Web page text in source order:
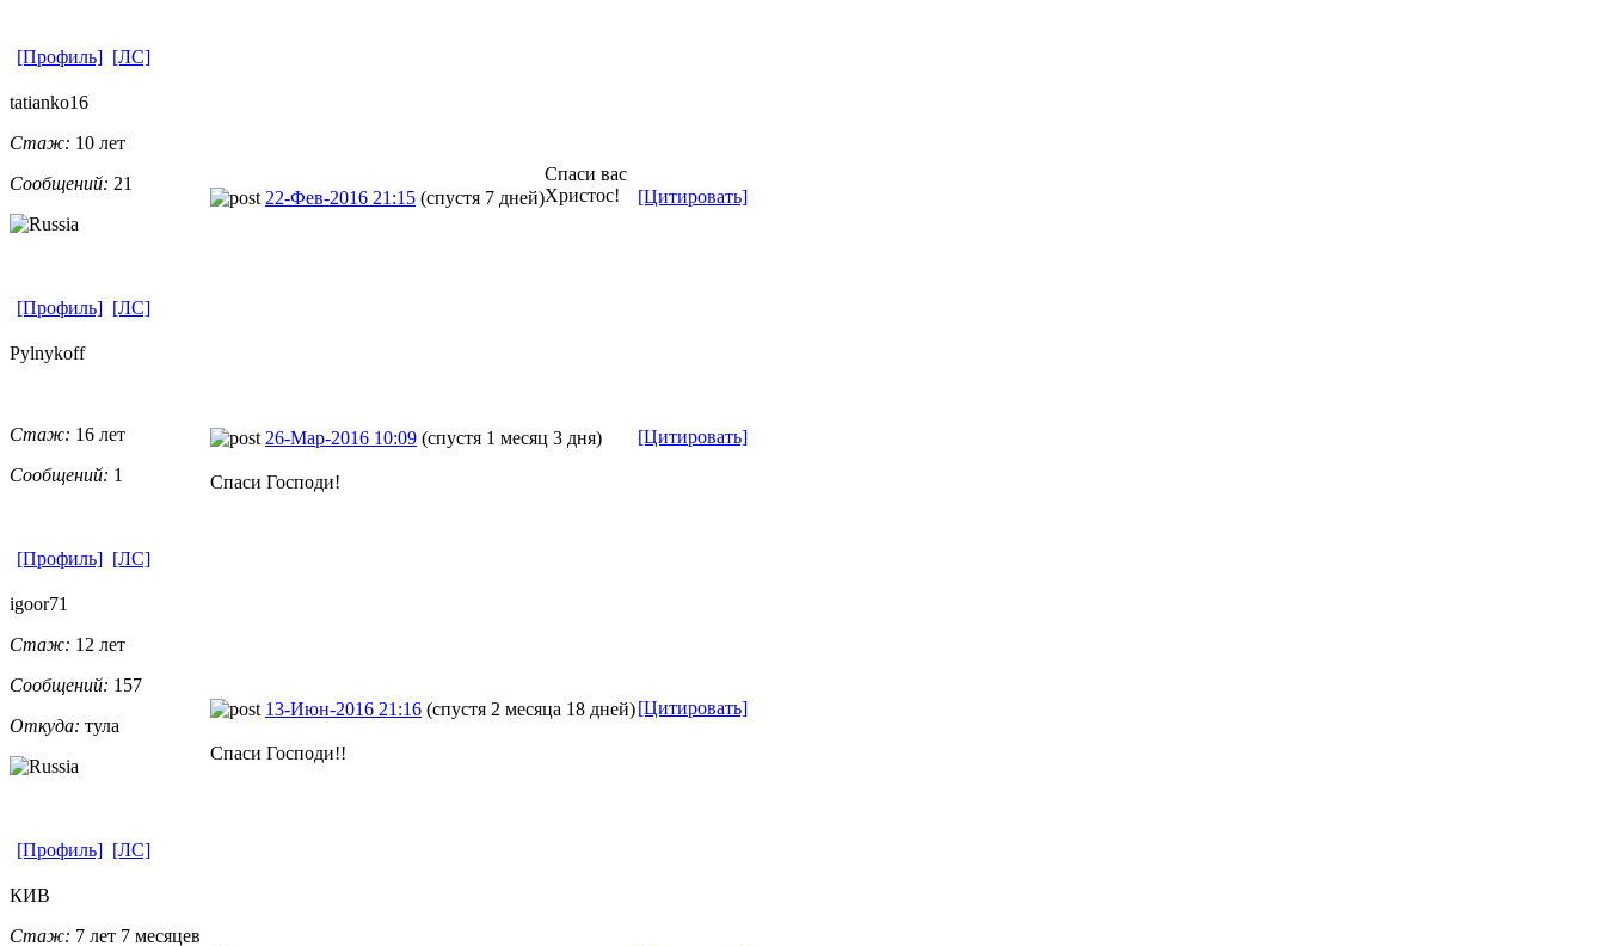
[Профиль] [ЛС]
tatianko16
Стаж: 10 лет
Сообщений: 21
22-Фев-2016 21:15 (спустя 7 дней) [Цитировать]
Спаси вас
Христос!
[Профиль] [ЛС]
Pylnykoff
Стаж: 16 лет
Сообщений: 1
26-Мар-2016 10:09 (спустя 1 месяц 3 дня) [Цитировать]
Спаси Господи!
[Профиль] [ЛС]
igoor71
Стаж: 12 лет
Сообщений: 157
Откуда: тула
13-Июн-2016 21:16 (спустя 2 месяца 18 дней)[Цитировать]
Спаси Господи!!
[Профиль] [ЛС]
КИВ
Стаж: 7 лет 7 месяцев